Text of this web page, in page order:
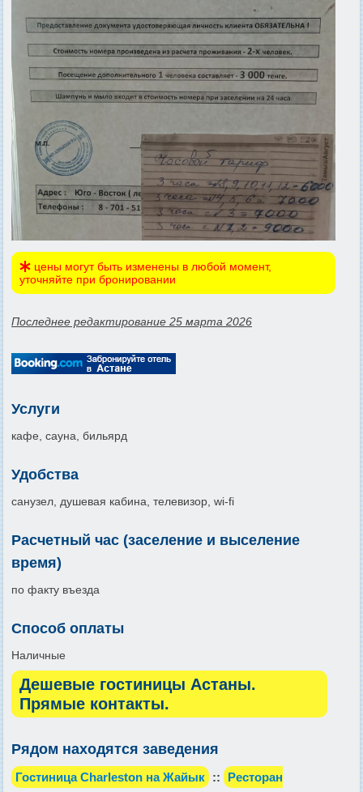
цены могут быть изменены в любой момент,
уточняйте при бронировании
Последнее редактирование 25 марта 2026
Услуги
кафе, сауна, бильярд
Удобства
санузел, душевая кабина, телевизор, wi-fi
Расчетный час (заселение и выселение
время)
по факту въезда
Способ оплаты
Наличные
Дешевые гостиницы Астаны.
Прямые контакты.
Рядом находятся заведения
Гостиница Charleston на Жайык ::
Ресторан